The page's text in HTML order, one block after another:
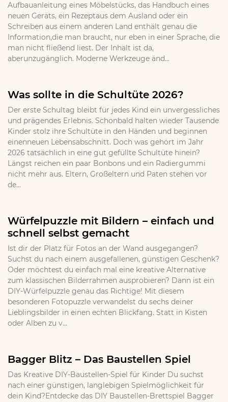
Aufbauanleitung eines Möbelstücks, das Handbuch eines
neuen Geräts, ein Rezeptaus dem Ausland oder ein
Schreiben aus einem anderen Land enthält genau die
Information,die man braucht, nur eben in einer Sprache, die
man nicht fließend liest. Der Inhalt ist da,
aberunzugänglich. Moderne Werkzeuge änd...
Was sollte in die Schultüte 2026?
Der erste Schultag bleibt für jedes Kind ein unvergessliches
und prägendes Erlebnis. Schonbald halten wieder Tausende
Kinder stolz ihre Schultüte in den Händen und beginnen
einenneuen Lebensabschnitt. Doch was gehört im Jahr
2026 tatsächlich in eine gut gefüllte Schultüte hinein?
Längst reichen ein paar Bonbons und ein Radiergummi
nicht mehr aus. Eltern, Großeltern und Paten stehen vor
de...
Würfelpuzzle mit Bildern – einfach und
schnell selbst gemacht
Ist dir der Platz für Fotos an der Wand ausgegangen?
Suchst du nach einem ausgefallenen, günstigen Geschenk?
Oder möchtest du einfach mal eine kreative Alternative
zum klassischen Bilderrahmen ausprobieren? Dann ist ein
DIY-Würfelpuzzle genau das Richtige! Mit diesem
besonderen Fotopuzzle verwandelst du sechs deiner
Lieblingsbilder in einen echten Blickfang. Statt in Kisten
oder Alben zu v...
Bagger Blitz – Das Baustellen Spiel
Das Kreative DIY-Baustellen-Spiel für Kinder Du suchst
nach einer günstigen, langlebigen Spielmöglichkeit für
dein Kind?Entdecke das DIY Baustellen-Brettspiel Bagger